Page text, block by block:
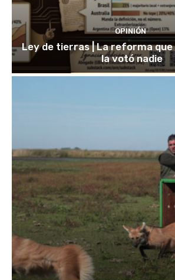
OPINIÓN
Ley de tierras | La reforma
la votó nadie